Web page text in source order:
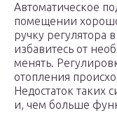
Автоматическое
помещении
ручку регулятора
избавитесь от
менять.
отопления
Недостаток таких
и, чем больше